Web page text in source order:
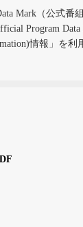
Mark（公式番
Program
情報」を